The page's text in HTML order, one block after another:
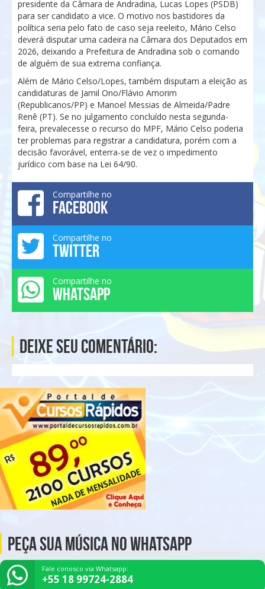
presidente da Câmara de Andradina, Lucas Lopes (PSDB)
para ser candidato a vice. O motivo nos bastidores da
política seria pelo fato de caso seja reeleito, Mário Celso
deverá disputar uma cadeira na Câmara dos Deputados em
2026, deixando a Prefeitura de Andradina sob o comando
de alguém de sua extrema confiança.
Além de Mário Celso/Lopes, também disputam a eleição as
candidaturas de Jamil Ono/Flávio Amorim
(Republicanos/PP) e Manoel Messias de Almeida/Padre
Renê (PT). Se no julgamento concluído nesta segunda-
feira, prevalecesse o recurso do MPF, Mário Celso poderia
ter problemas para registrar a candidatura, porém com a
decisão favorável, enterra-se de vez o impedimento
jurídico com base na Lei 64/90.
Compartilhe no
FACEBOOK
Compartilhe no
TWITTER
Compartilhe no
WHATSAPP
Deixe seu comentário:
Peça Sua Música no Whatsapp
Fale conosco via Whatsapp:
+55 18 99724-2884